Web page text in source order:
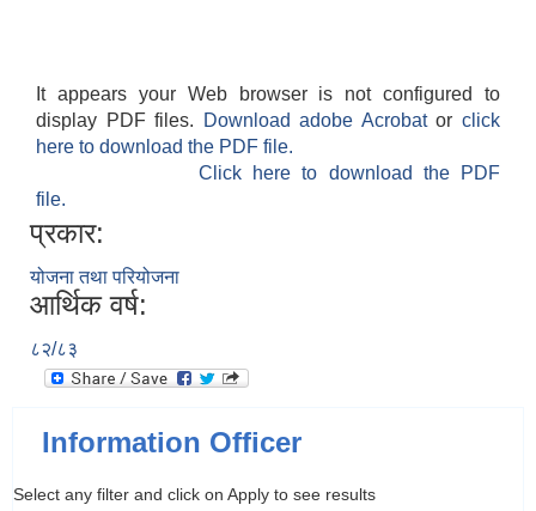
It appears your Web browser is not configured to
display PDF files.
Download adobe Acrobatorclick
here to download the PDF file.
Click here to download the PDF
file.
प्रकार:
योजना तथा परियोजना
आर्थिक वर्ष:
८२/८३
Information Officer
Select any filter and click on Apply to see results